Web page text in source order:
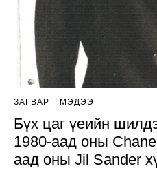
ЗАГВАР МЭДЭЭ
Бүх цаг үеийн
1980-аад оны
аад оны Jil Sander